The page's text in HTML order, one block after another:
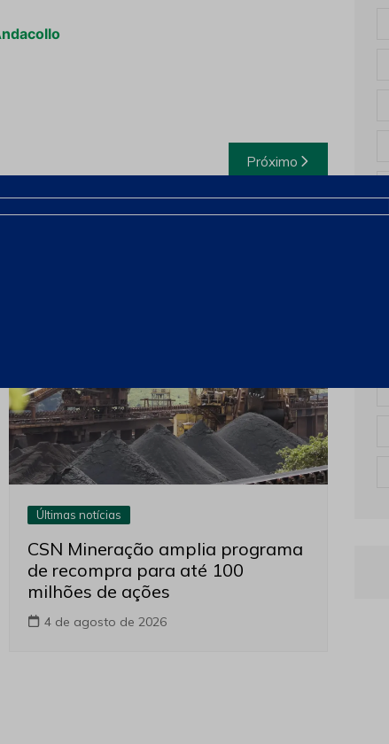
Próximo
Últimas notícias
CSN Mineração amplia programa
de recompra para até 100
milhões de ações
4 de agosto de 2026